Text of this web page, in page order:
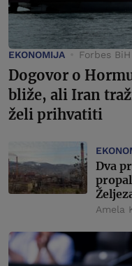
EKONOMIJA Forbes BiH
Dogovor o
bliže, ali Iran
želi prihvatiti
Dva
Amela